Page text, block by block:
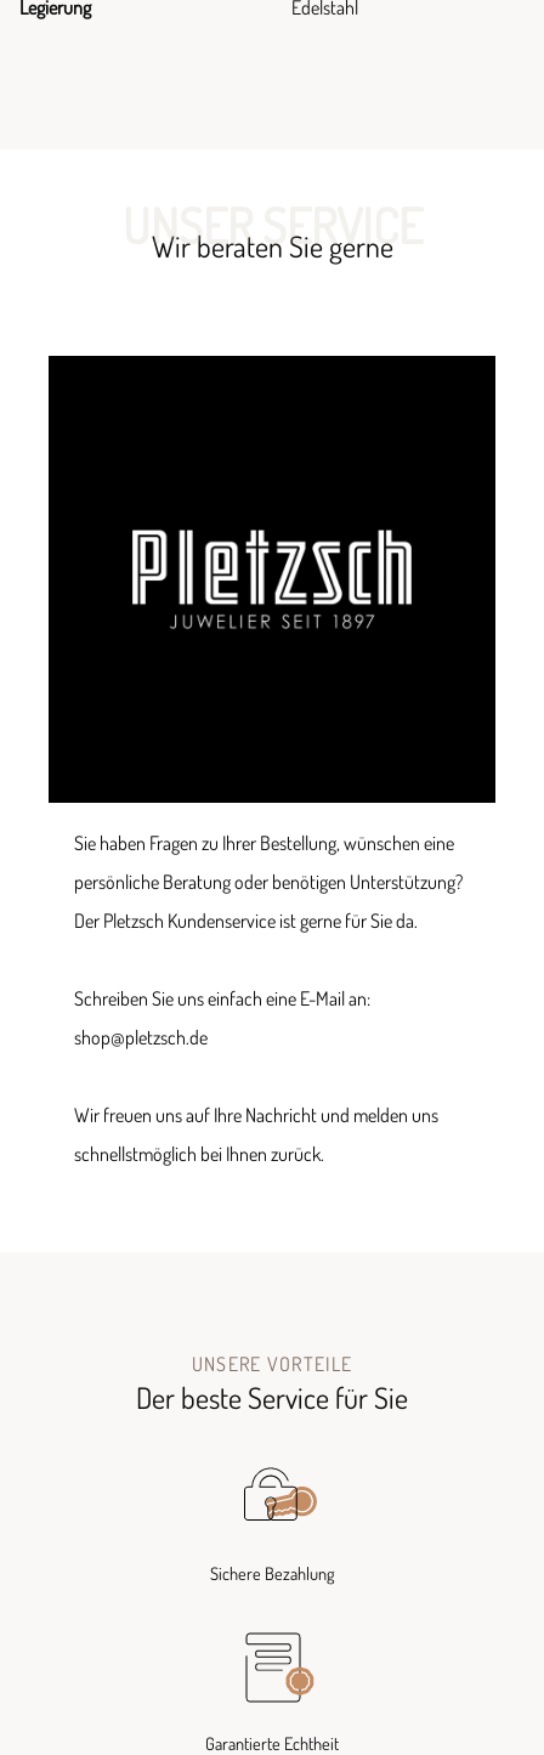
Legierung Edelstahl
UNSER SERVICE
Wir beraten Sie gerne
Sie haben Fragen zu Ihrer Bestellung, wünschen eine
persönliche Beratung oder benötigen Unterstützung?
Der Pletzsch Kundenservice ist gerne für Sie da.
Schreiben Sie uns einfach eine E-Mail an:
shop@pletzsch.de
Wir freuen uns auf Ihre Nachricht und melden uns
schnellstmöglich bei Ihnen zurück.
UNSERE VORTEILE
Der beste Service für Sie
Sichere Bezahlung
Garantierte Echtheit